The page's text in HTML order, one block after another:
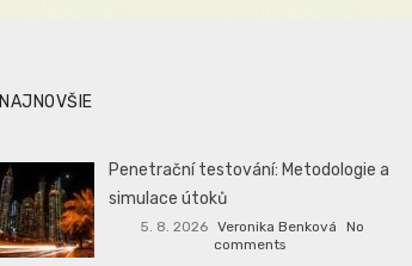
NAJNOVŠIE
Penetrační testování: Metodologie a
simulace útoků
5. 8. 2026 Veronika Benková
No
comments